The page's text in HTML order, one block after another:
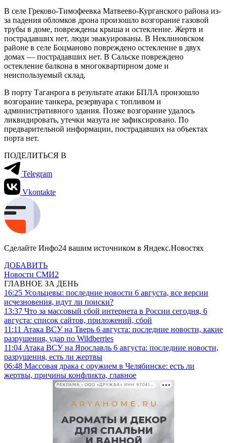
В селе Греково-Тимофеевка Матвеево-Курганского района из-
за падения обломков дрона произошло возгорание газовой
трубы в доме, повреждены крыша и остекление. Жертв и
пострадавших нет, люди эвакуированы. В Неклиновском
районе в селе Боцманово повреждено остекление в двух
домах — пострадавших нет. В Сальске повреждено
остекление балкона в многоквартирном доме и
неиспользуемый склад.
В порту Таганрога в результате атаки БПЛА произошло
возгорание танкера, резервуара с топливом и
административного здания. Позже возгорание удалось
ликвидировать, утечки мазута не зафиксировано. По
предварительной информации, пострадавших на объектах
порта нет.
ПОДЕЛИТЬСЯ В
Telegram
Vkontakte
Сделайте Инфо24 вашим источником в Яндекс.Новостях
ДОБАВИТЬ
Новости СМИ2
ГЛАВНОЕ ЗА ДЕНЬ
16:25 Усольцевы: последние новости 6 августа, все версии
исчезновения, идут ли поиски?
13:37 Что за массовый сбой интернета в России сегодня, 6
августа: список сайтов, приложений, сбой
11:11 Атака ВСУ на Тверь 6 августа: последние новости, какие
разрушения, удар по Wildberries
11:04 Атака ВСУ на Ярославль 6 августа: последние новости,
разрушения, есть ли жертвы
06:48 Массовая драка с оружием в Челябинске: есть ли
жертвы, причины конфликта, главное
РЕКЛАМА • ООО «ДРУЖБА» ИНН 9704146411